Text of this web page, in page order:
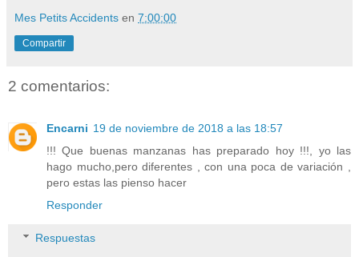
Mes Petits Accidents en 7:00:00
Compartir
2 comentarios:
Encarni 19 de noviembre de 2018 a las 18:57
!!! Que buenas manzanas has preparado hoy !!!, yo las
hago mucho,pero diferentes , con una poca de variación ,
pero estas las pienso hacer
Responder
Respuestas